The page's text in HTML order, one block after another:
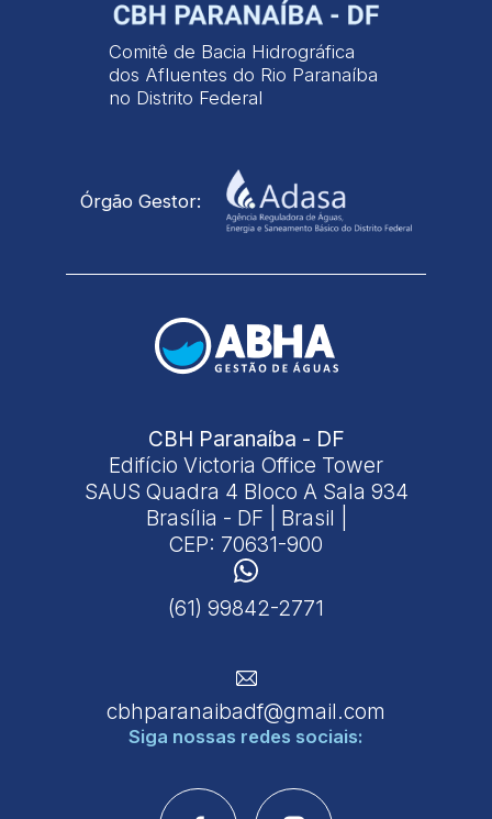
Comitê de Bacia Hidrográfica
dos Afluentes do Rio Paranaíba
no Distrito Federal
Órgão Gestor:
CBH Paranaíba - DF
Edifício Victoria Office Tower
SAUS Quadra 4 Bloco A Sala 934
Brasília - DF | Brasil |
CEP: 70631-900
(61) 99842-2771
cbhparanaibadf@gmail.com
Siga nossas redes sociais: